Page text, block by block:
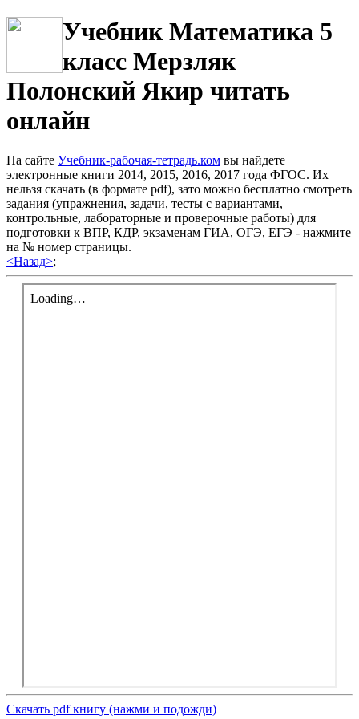
Учебник Математика 5
класс Мерзляк
Полонский Якир читать
онлайн
На сайте Учебник-рабочая-тетрадь.ком вы найдете
электронные книги 2014, 2015, 2016, 2017 года ФГОС. Их
нельзя скачать (в формате pdf), зато можно бесплатно смотреть
задания (упражнения, задачи, тесты с вариантами,
контрольные, лабораторные и проверочные работы) для
подготовки к ВПР, КДР, экзаменам ГИА, ОГЭ, ЕГЭ - нажмите
на № номер страницы.
<Назад>;
Скачать pdf книгу (нажми и подожди)